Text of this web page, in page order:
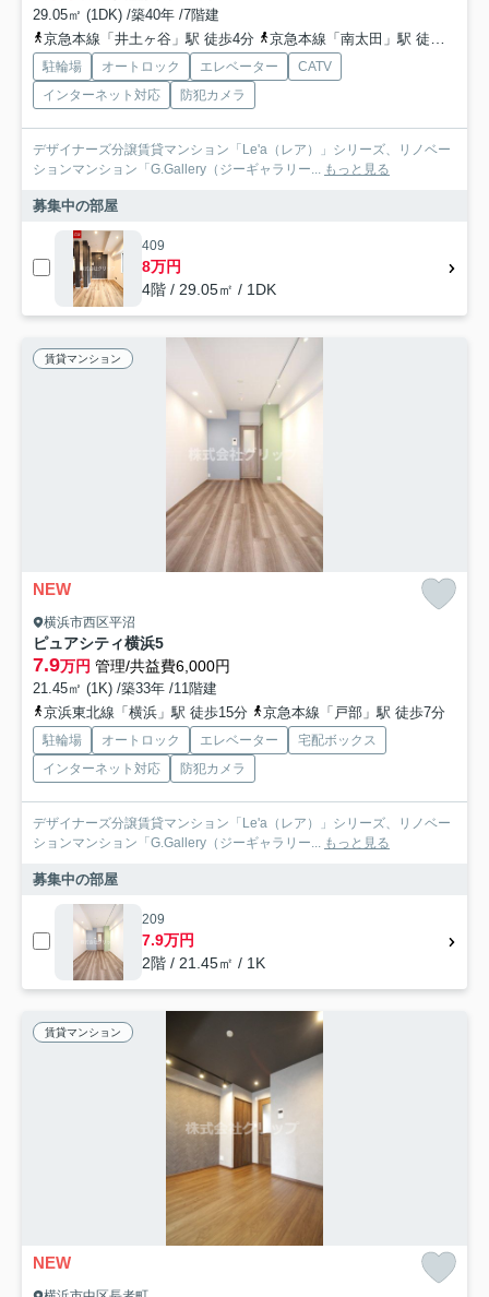
29.05㎡ (1DK) /築40年 /7階建
京急本線「井土ヶ谷」駅 徒歩4分
京急本線「南太田」駅 徒歩14分
駐輪場 オートロック エレベーター
CATV
インターネット対応
防犯カメラ
デザイナーズ分譲賃貸マンション「Le'a（レア）」シリーズ、リノベー
ションマンション「G.Gallery（ジーギャラリー...
もっと見る
募集中の部屋
409
8万円
4階 / 29.05㎡ / 1DK
賃貸マンション
NEW
横浜市西区平沼
ピュアシティ横浜5
7.9万円 管理/共益費6,000円
21.45㎡ (1K) /築33年 /11階建
京浜東北線「横浜」駅 徒歩15分
京急本線「戸部」駅 徒歩7分
駐輪場 オートロック エレベーター
宅配ボックス
インターネット対応
防犯カメラ
デザイナーズ分譲賃貸マンション「Le'a（レア）」シリーズ、リノベー
ションマンション「G.Gallery（ジーギャラリー...
もっと見る
募集中の部屋
209
7.9万円
2階 / 21.45㎡ / 1K
賃貸マンション
NEW